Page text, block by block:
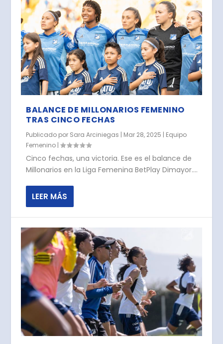
BALANCE DE MILLONARIOS FEMENINO
TRAS CINCO FECHAS
Publicado por Sara Arciniegas | Mar 28, 2025 | Equipo
Femenino |
Cinco fechas, una victoria. Ese es el balance de
Millonarios en la Liga Femenina BetPlay Dimayor....
LEER MÁS